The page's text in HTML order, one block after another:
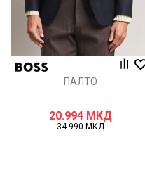
ПАЛТО
20.994 МКД
34.990МКД